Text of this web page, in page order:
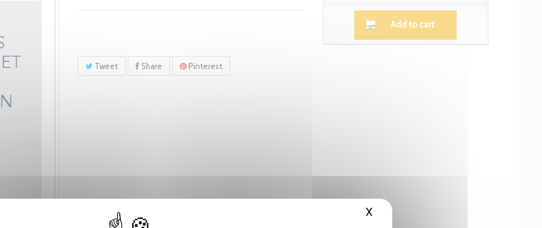
X Hide cookie banner
Tweet Share Pinterest
Add to cart